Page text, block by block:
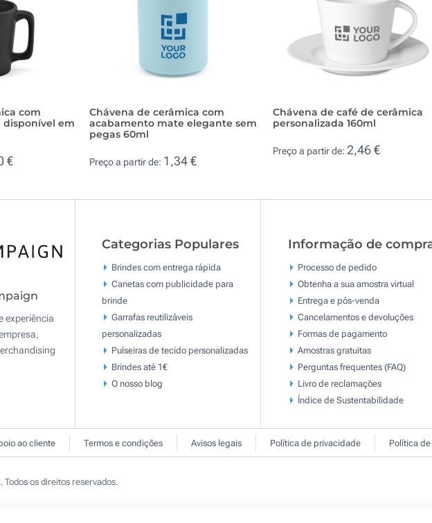
com
em
€
Chávena de cerâmica com
acabamento mate elegante sem
pegas 60ml
Preço a partir de: 1,34 €
Chávena de café de cerâmica
personalizada 160ml
Preço a partir de: 2,46 €
experiência
Categorias Populares
Brindes com entrega rápida
Canetas com publicidade para
brinde
Garrafas reutilizáveis
personalizadas
Pulseiras de tecido personalizadas
Brindes até 1€
O nosso blog
Informação de
Processo de pedido
Obtenha a sua amostra virtual
Entrega e pós-venda
Cancelamentos e devoluções
Formas de pagamento
Amostras gratuitas
Perguntas frequentes (FAQ)
Livro de reclamaçōes
Índice de Sustentabilidade
ao cliente Termos e condições Avisos legais Política de privacidade Política
os direitos reservados.